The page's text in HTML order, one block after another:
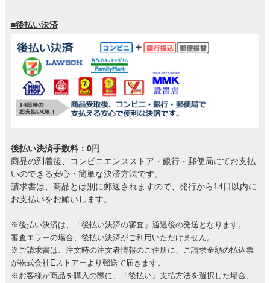
■後払い決済
後払い決済手数料：0円
商品の到着後、コンビニエンスストア・銀行・郵便局にてお支払
いのできる安心・簡単な決済方法です。
請求書は、商品とは別に郵送されますので、発行から14日以内に
お支払いをお願いします。
※後払い決済は、「後払い決済の審査」通過後の発送となります。
審査エラーの場合、後払い決済がご利用いただけません。
※ご請求書は、注文時の注文者情報のご住所に、ご請求金額の払込票
が株式会社Eストアーより郵送で届きます。
※お客様が商品を購入の際に、「後払い」支払方法を選択した場合、